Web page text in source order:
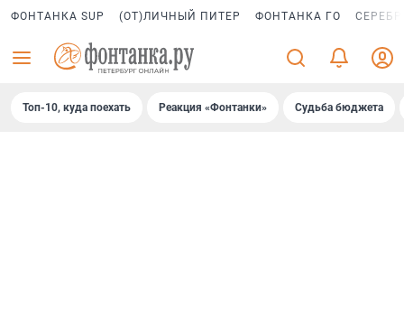
ФОНТАНКА SUP (ОТ)ЛИЧНЫЙ ПИТЕР ФОНТАНКА ГО
Топ-10, куда поехать Реакция «Фонтанки» Судьба бюджета